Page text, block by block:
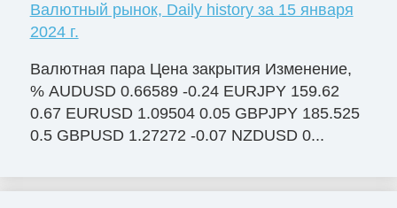
Валютный рынок, Daily history за 15 января
2024 г.
Валютная пара Цена закрытия Изменение,
% AUDUSD 0.66589 -0.24 EURJPY 159.62
0.67 EURUSD 1.09504 0.05 GBPJPY 185.525
0.5 GBPUSD 1.27272 -0.07 NZDUSD 0...